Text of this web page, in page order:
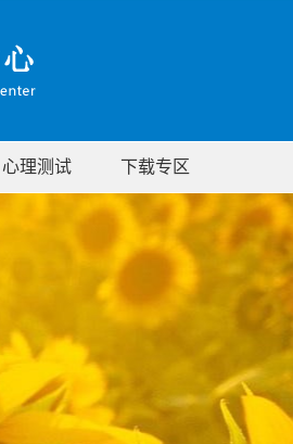
心理测试 下载专区